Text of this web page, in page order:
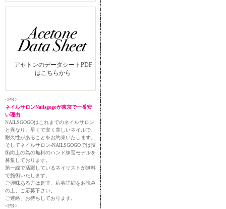
アセトンのデータシートPDF
はこちらから
<PR>
ネイルサロンNailsgogoが東京で一番安
い理由
NAILSGOGOはこれまでのネイルサロン
と異なり、早くて安く美しいネイルで、
耐久性があることをお約束いたします。
そしてネイルサロン-NAILSGOGOでは技
術向上の為の無料のハンド練習モデルを
募集しております。
第一線で活躍しているネイリストが無料
で施術いたします。
ご興味ある方は是非、応募詳細をお読み
の上、ご応募下さい。
ご連絡、お待ちしております。
<PR>